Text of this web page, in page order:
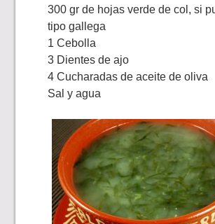
300 gr de hojas verde de col, si
tipo gallega
1 Cebolla
3 Dientes de ajo
4 Cucharadas de aceite de oliva
Sal y agua